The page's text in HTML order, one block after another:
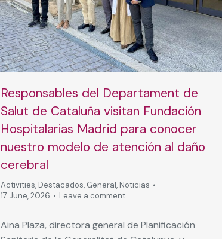
Responsables del Departament de
Salut de Cataluña visitan Fundación
Hospitalarias Madrid para conocer
nuestro modelo de atención al daño
cerebral
Activities, Destacados, General, Noticias
17 June, 2026
Leave a comment
Aina Plaza, directora general de Planificación